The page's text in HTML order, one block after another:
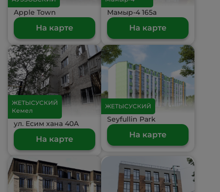
Apple Town
На карте
Мамыр-4 165а
На карте
ЖЕТЫСУСКИЙ
Кемел
ул. Есим хана 40А
На карте
ЖЕТЫСУСКИЙ
Seyfullin Park
На карте